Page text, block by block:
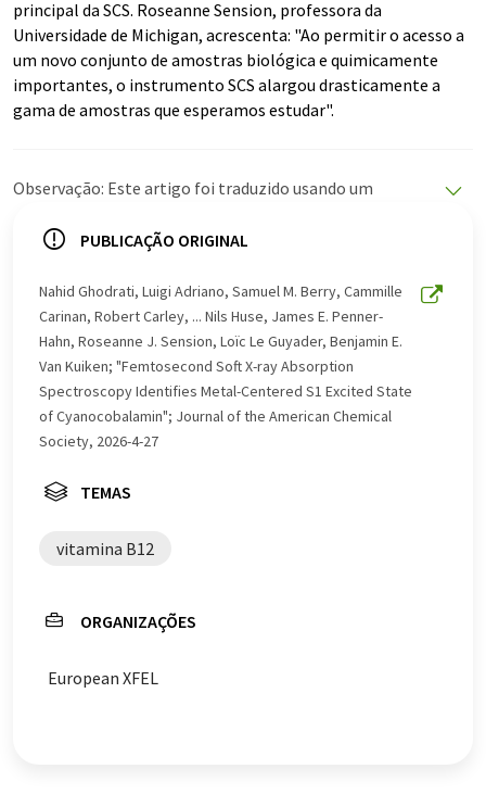
principal da SCS. Roseanne Sension, professora da
Universidade de Michigan, acrescenta: "Ao permitir o acesso a
um novo conjunto de amostras biológica e quimicamente
importantes, o instrumento SCS alargou drasticamente a
gama de amostras que esperamos estudar".
Observação: Este artigo foi traduzido usando um
LUMITOS oferece essas traduções automáticas para
Como este artigo foi traduzido com tradução
automática, é possível que contenha erros de
vocabulário, sintaxe ou gramática. O artigo original em
Inglês pode ser encontradoaqui.
PUBLICAÇÃO ORIGINAL
Nahid Ghodrati, Luigi Adriano, Samuel M. Berry, Cammille
Carinan, Robert Carley, ... Nils Huse, James E. Penner-
Hahn, Roseanne J. Sension, Loïc Le Guyader, Benjamin E.
Van Kuiken; "Femtosecond Soft X-ray Absorption
Spectroscopy Identifies Metal-Centered S1 Excited State
of Cyanocobalamin"; Journal of the American Chemical
Society, 2026-4-27
TEMAS
vitamina B12
ORGANIZAÇÕES
European XFEL